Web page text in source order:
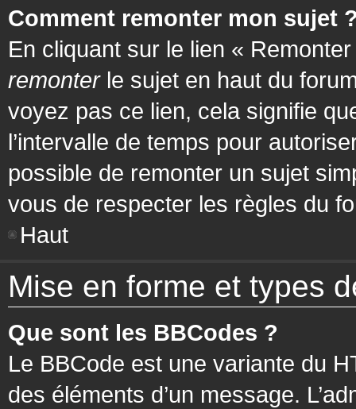
Comment remonter mon sujet
En cliquant sur le lien «
remonterle sujet en haut du
voyez pas ce lien, cela signifie
l’intervalle de temps pour
possible de remonter un sujet
vous de respecter les règles du
Haut
Mise en forme et types
Que sont les BBCodes ?
Le BBCode est une variante du
des éléments d’un message.